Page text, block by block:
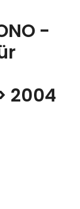
-
2004